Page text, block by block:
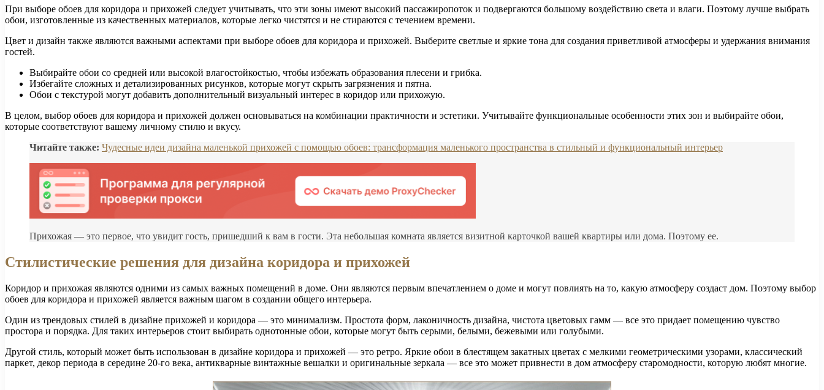
При выборе обоев для коридора и прихожей следует учитывать, что эти зоны имеют высокий пассажиропоток и подвергаются большому воздействию света и влаги. Поэтому лучше выбрать
обои, изготовленные из качественных материалов, которые легко чистятся и не стираются с течением времени.
Цвет и дизайн также являются важными аспектами при выборе обоев для коридора и прихожей. Выберите светлые и яркие тона для создания приветливой атмосферы и удержания внимания
гостей.
Выбирайте обои со средней или высокой влагостойкостью, чтобы избежать образования плесени и грибка.
Избегайте сложных и детализированных рисунков, которые могут скрыть загрязнения и пятна.
Обои с текстурой могут добавить дополнительный визуальный интерес в коридор или прихожую.
В целом, выбор обоев для коридора и прихожей должен основываться на комбинации практичности и эстетики. Учитывайте функциональные особенности этих зон и выбирайте обои,
которые соответствуют вашему личному стилю и вкусу.
Читайте также: Чудесные идеи дизайна маленькой прихожей с помощью обоев: трансформация маленького пространства в стильный и функциональный интерьер
Прихожая — это первое, что увидит гость, пришедший к вам в гости. Эта небольшая комната является визитной карточкой вашей квартиры или дома. Поэтому ее.
Стилистические решения для дизайна коридора и прихожей
Коридор и прихожая являются одними из самых важных помещений в доме. Они являются первым впечатлением о доме и могут повлиять на то, какую атмосферу создаст дом. Поэтому выбор
обоев для коридора и прихожей является важным шагом в создании общего интерьера.
Один из трендовых стилей в дизайне прихожей и коридора — это минимализм. Простота форм, лаконичность дизайна, чистота цветовых гамм — все это придает помещению чувство
простора и порядка. Для таких интерьеров стоит выбирать однотонные обои, которые могут быть серыми, белыми, бежевыми или голубыми.
Другой стиль, который может быть использован в дизайне коридора и прихожей — это ретро. Яркие обои в блестящем закатных цветах с мелкими геометрическими узорами, классический
паркет, декор периода в середине 20-го века, антикварные винтажные вешалки и оригинальные зеркала — все это может привнести в дом атмосферу старомодности, которую любят многие.